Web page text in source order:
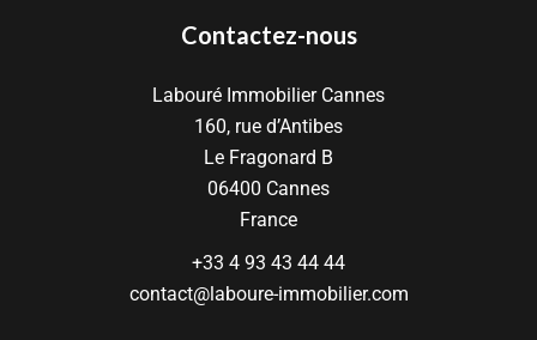
Contactez-nous
Labouré Immobilier Cannes
160, rue d’Antibes
Le Fragonard B
06400 Cannes
France
+33 4 93 43 44 44
contact@laboure-immobilier.com